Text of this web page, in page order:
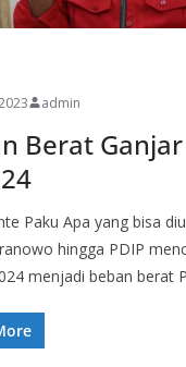
admin
Berat
Paku Apa yang bisa
hingga PDIP
menjadi beban berat